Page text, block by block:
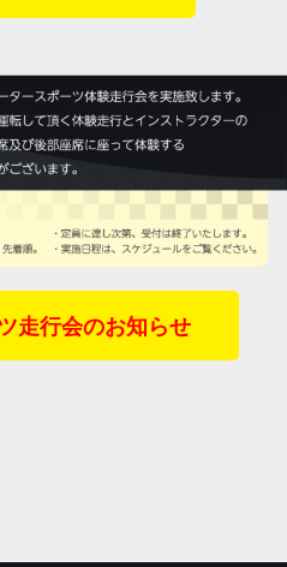
走行会のお知らせ